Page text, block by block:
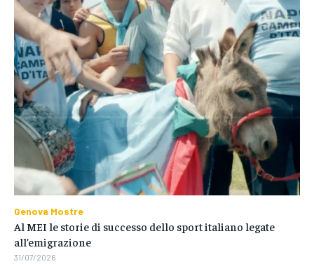
Genova Mostre
Al MEI le storie di successo dello sport italiano legate
all’emigrazione
31/07/2026